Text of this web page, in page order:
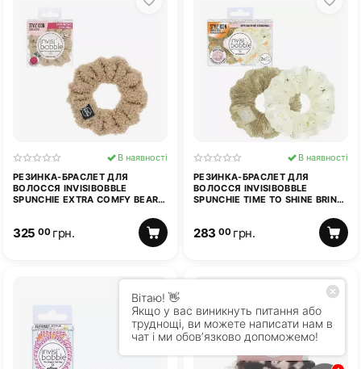
РЕЗИНКА-БРАСЛЕТ ДЛЯ
ВОЛОССЯ INVISIBOBBLE
SPUNCHIE EXTRA COMFY BEAR
В наявності
325 00 грн.
РЕЗИНКА-БРАСЛЕТ ДЛЯ
ВОЛОССЯ INVISIBOBBLE
SPUNCHIE TIME TO SHINE BRING
В наявності
283 00 грн.